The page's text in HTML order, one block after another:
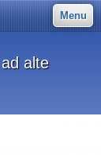
Menu
alte